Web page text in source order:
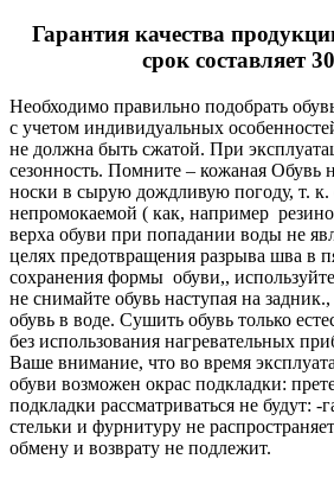
Гарантия качества
срок составляет
Необходимо правильно подобрать
с учетом индивидуальных
не должна быть сжатой. При
сезонность. Помните – кожаная Обувь
носки в сырую дождливую погоду, т. к.
непромокаемой ( как, например
верха обуви при попадании воды не
целях предотвращения разрыва шва в
сохранения формы обуви,,
не снимайте обувь наступая на
обувь в воде. Сушить обувь только
без использования нагревательных
Ваше внимание, что во время
обуви возможен окрас подкладки:
подкладки рассматриваться не будут: -
стельки и фурнитуру не
обмену и возврату не подлежит.